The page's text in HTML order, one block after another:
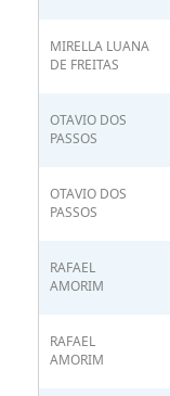
MIRELLA LUANA
DE FREITAS
OTAVIO DOS
PASSOS
OTAVIO DOS
PASSOS
RAFAEL
AMORIM
RAFAEL
AMORIM